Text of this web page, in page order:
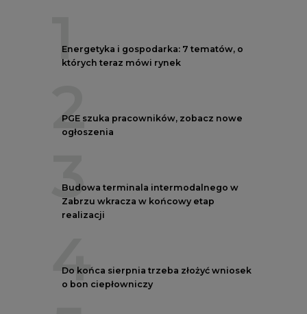
1
Energetyka i gospodarka: 7 tematów, o
których teraz mówi rynek
2
PGE szuka pracowników, zobacz nowe
ogłoszenia
3
Budowa terminala intermodalnego w
Zabrzu wkracza w końcowy etap
realizacji
4
Do końca sierpnia trzeba złożyć wniosek
o bon ciepłowniczy